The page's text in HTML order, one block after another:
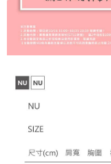
１．透過由恩沛科技股
易，需依本服務之必要
權轉讓予恩沛科技股份有
２．關於個人資料處理
https://aftee.tw/terms/
「AFTEE先享後付」，
任。
４．使用「AFTEE先享
請求用戶進行身份認證。
恩沛科技股份有限公司
每筆NT$65，滿